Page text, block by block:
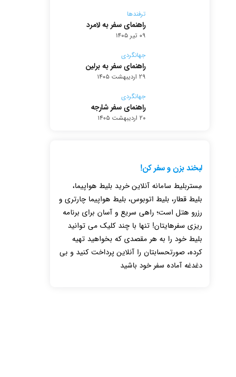
ترفندها
راهنمای سفر به لامرد
۰۹ تیر ۱۴۰۵
جهانگردی
راهنمای سفر به برلین
۲۹ اردیبهشت ۱۴۰۵
جهانگردی
راهنمای سفر شارجه
۲۰ اردیبهشت ۱۴۰۵
لبخند بزن و سفر کن!
مِستربلیط سامانه آنلاین خرید بلیط هواپیما،
بلیط قطار، بلیط اتوبوس، بلیط هواپیما چارتری و
رزرو هتل است؛ راهی سریع و آسان برای برنامه
ریزی سفرهایتان! تنها با چند کلیک می توانید
بلیط خود را به هر مقصدی که بخواهید تهیه
کرده، صورتحسابتان را آنلاین پرداخت کنید و بی
دغدغه آماده سفر خود باشید